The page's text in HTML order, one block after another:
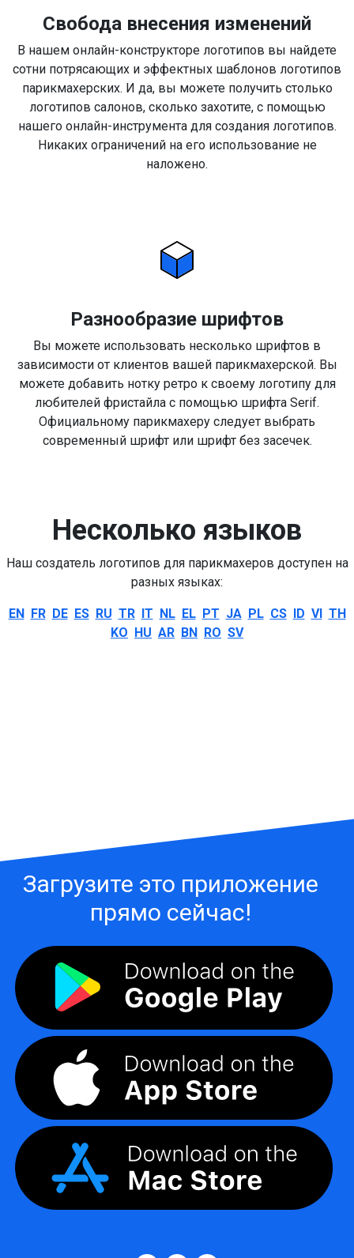
Свобода внесения изменений
В нашем онлайн-конструкторе логотипов вы найдете
сотни потрясающих и эффектных шаблонов логотипов
парикмахерских. И да, вы можете получить столько
логотипов салонов, сколько захотите, с помощью
нашего онлайн-инструмента для создания логотипов.
Никаких ограничений на его использование не
наложено.
Разнообразие шрифтов
Вы можете использовать несколько шрифтов в
зависимости от клиентов вашей парикмахерской. Вы
можете добавить нотку ретро к своему логотипу для
любителей фристайла с помощью шрифта Serif.
Официальному парикмахеру следует выбрать
современный шрифт или шрифт без засечек.
Несколько языков
Наш создатель логотипов для парикмахеров доступен на
разных языках:
EN FR DE ES RU TR IT NL EL PT JA PL CS ID VI TH
KO HU AR BN RO SV
Загрузите это приложение
прямо сейчас!